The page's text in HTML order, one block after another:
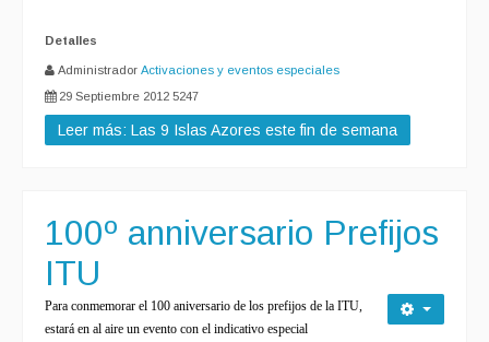
Detalles
Administrador Activaciones y eventos especiales
29 Septiembre 2012 5247
Leer más: Las 9 Islas Azores este fin de semana
100º anniversario Prefijos
ITU
Para conmemorar el 100 aniversario de los prefijos de la ITU,
estará en al aire un evento con el indicativo especial